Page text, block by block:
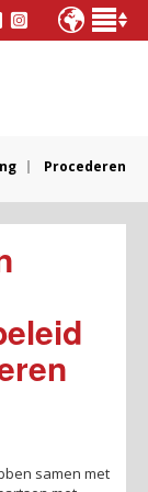
Procederen
samen met